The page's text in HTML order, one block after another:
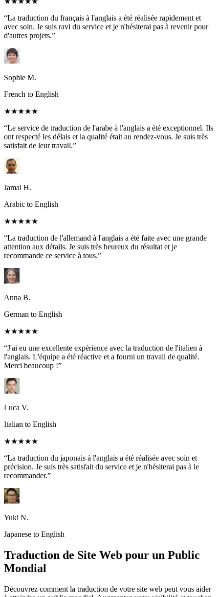
“La traduction du français à l'anglais a été réalisée rapidement et
avec soin. Je suis ravi du service et je n'hésiterai pas à revenir pour
d'autres projets.”
Sophie M.
French to English
★★★★★
“Le service de traduction de l'arabe à l'anglais a été exceptionnel. Ils
ont respecté les délais et la qualité était au rendez-vous. Je suis très
satisfait de leur travail.”
Jamal H.
Arabic to English
★★★★★
“La traduction de l'allemand à l'anglais a été faite avec une grande
attention aux détails. Je suis très heureux du résultat et je
recommande ce service à tous.”
Anna B.
German to English
★★★★★
“J'ai eu une excellente expérience avec la traduction de l'italien à
l'anglais. L'équipe a été réactive et a fourni un travail de qualité.
Merci beaucoup !”
Luca V.
Italian to English
★★★★★
“La traduction du japonais à l'anglais a été réalisée avec soin et
précision. Je suis très satisfait du service et je n'hésiterai pas à le
recommander.”
Yuki N.
Japanese to English
Traduction de Site Web pour un Public
Mondial
Découvrez comment la traduction de votre site web peut vous aider